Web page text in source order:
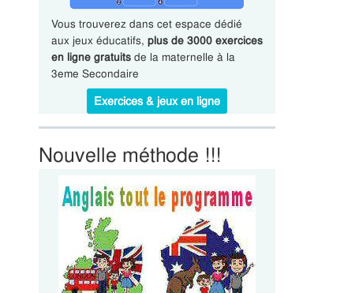
Vous trouverez dans cet espace dédié
aux jeux éducatifs, plus de 3000 exercices
en ligne gratuitsde la maternelle à la
3eme Secondaire
Exercices & jeux en ligne
Nouvelle méthode !!!